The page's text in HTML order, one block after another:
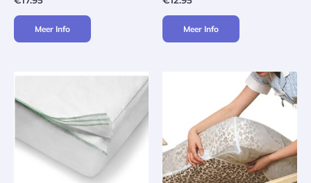
Meer Info Meer Info